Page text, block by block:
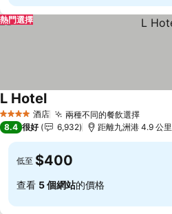
熱門選擇
4 星級 酒店 兩種不同的餐飲選擇
L Hotel
8.4 很好 6,932 距離九洲港 4.9 公里
低至 $400
查看 5 個網站的價格